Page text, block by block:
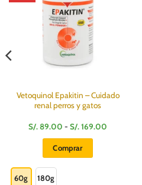
Vetoquinol Epakitin – Cuidado
renal perros y gatos
S/.89.00 - S/.169.00
Comprar
60g 180g